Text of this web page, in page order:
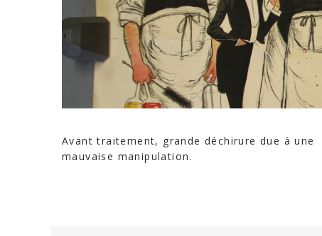
Avant traitement, grande déchirure due à une
mauvaise manipulation.